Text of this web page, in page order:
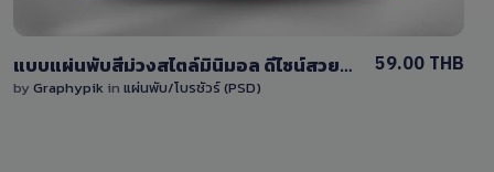
แบบแผ่นพับสีม่วงสไตล์มินิมอล ดีไซน์สวยงาม ตกแต่งด้วยลายเส้นโค้งทันสมัย มีพื้นที่วางภาพทรงกลม
by Graphypik in แผ่นพับ/โบรชัวร์ (PSD)
59.00 THB